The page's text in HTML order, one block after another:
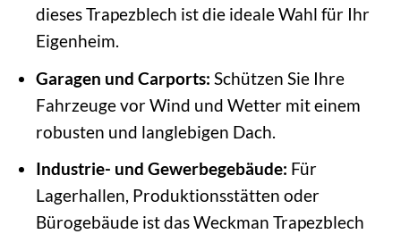
dieses Trapezblech ist die ideale Wahl für Ihr
Eigenheim.
Garagen und Carports: Schützen Sie Ihre
Fahrzeuge vor Wind und Wetter mit einem
robusten und langlebigen Dach.
Industrie- und Gewerbegebäude: Für
Lagerhallen, Produktionsstätten oder
Bürogebäude ist das Weckman Trapezblech